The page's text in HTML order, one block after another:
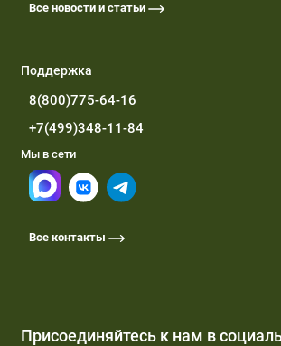
Все новости и статьи
Поддержка
8(800)775-64-16
+7(499)348-11-84
Мы в сети
Все контакты
Присоединяйтесь к нам в